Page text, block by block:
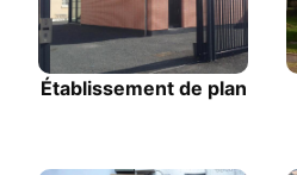
Établissement de plan